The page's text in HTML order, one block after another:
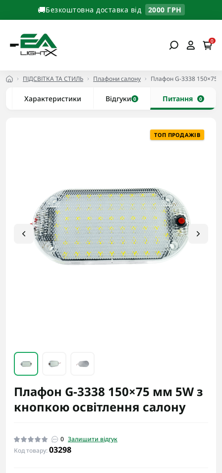
🚚Безкоштовна доставка від 2000 ГРН
0
ПІДСВІТКА ТА СТИЛЬ Плафони салону Плафон G-3338 150×75
Характеристики Відгуки 0 Питання 0
ТОП ПРОДАЖІВ
Плафон G-3338 150×75 мм 5W з
кнопкою освітлення салону
0 Залишити відгук
Код товару:03298